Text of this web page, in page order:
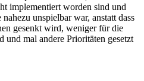
implementiert worden sind und
nahezu unspielbar war, anstatt dass
gesenkt wird, weniger für die
und mal andere Prioritäten gesetzt